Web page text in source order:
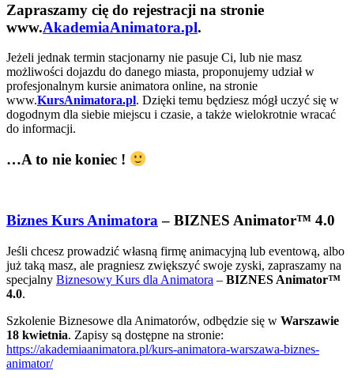
Zapraszamy cię do rejestracji na stronie
www.AkademiaAnimatora.pl.
Jeżeli jednak termin stacjonarny nie pasuje Ci, lub nie masz
możliwości dojazdu do danego miasta, proponujemy udział w
profesjonalnym kursie animatora online, na stronie
www.KursAnimatora.pl. Dzięki temu będziesz mógł uczyć się w
dogodnym dla siebie miejscu i czasie, a także wielokrotnie wracać
do informacji.
…A to nie koniec !
Biznes Kurs Animatora– BIZNES Animator™ 4.0
Jeśli chcesz prowadzić własną firmę animacyjną lub eventową, albo
już taką masz, ale pragniesz zwiększyć swoje zyski, zapraszamy na
specjalny Biznesowy Kurs dla Animatora – BIZNES Animator™
4.0.
Szkolenie Biznesowe dla Animatorów, odbędzie się w Warszawie
18 kwietnia. Zapisy są dostępne na stronie:
https://akademiaanimatora.pl/kurs-animatora-warszawa-biznes-
animator/